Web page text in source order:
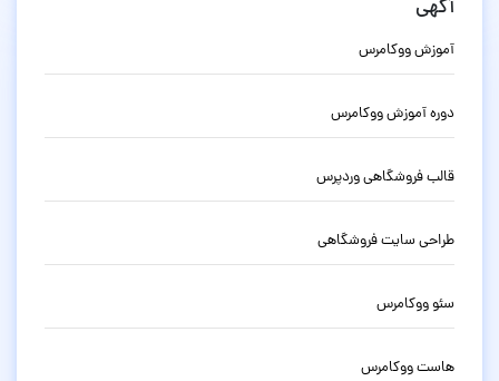
آگهی
آموزش ووکامرس
دوره آموزش ووکامرس
قالب فروشگاهی وردپرس
طراحی سایت فروشگاهی
سئو ووکامرس
هاست ووکامرس